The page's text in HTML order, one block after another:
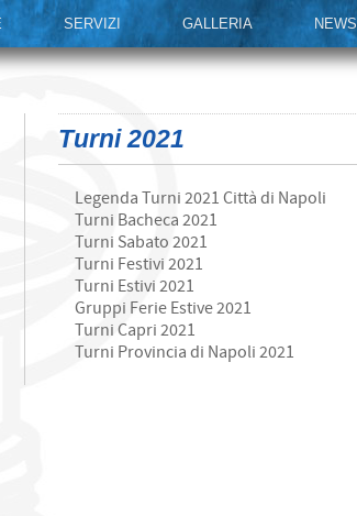
SERVIZI GALLERIA NEWS
Turni 2021
Legenda Turni 2021 Città di Napoli
Turni Bacheca 2021
Turni Sabato 2021
Turni Festivi 2021
Turni Estivi 2021
Gruppi Ferie Estive 2021
Turni Capri 2021
Turni Provincia di Napoli 2021